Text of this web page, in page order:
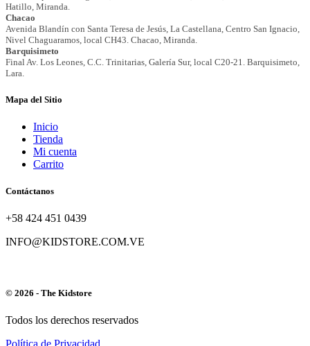
Mapa del Sitio
Inicio
Tienda
Mi cuenta
Carrito
Contáctanos
+58 424 451 0439
INFO@KIDSTORE.COM.VE
© 2026 - The Kidstore
Todos los derechos reservados
Política de Privacidad